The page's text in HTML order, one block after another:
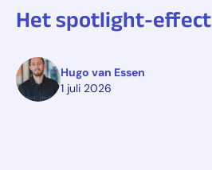
Het spotlight-effect
Hugo van Essen
1 juli 2026